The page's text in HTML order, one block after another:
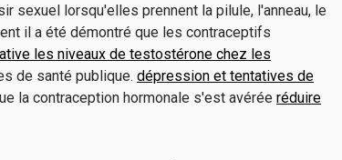
sexuel lorsqu'elles prennent la pilule, l'anneau, le
il a été démontré que les contraceptifs
les niveaux de testostérone chez les
de santé publique. dépression et tentatives de
la contraception hormonale s'est avérée réduire